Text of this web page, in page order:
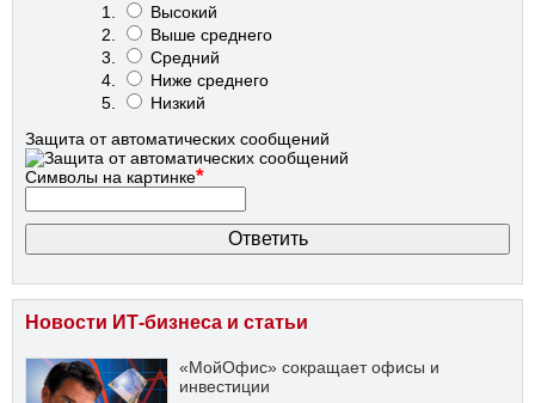
Высокий
Выше среднего
Средний
Ниже среднего
Низкий
Защита от автоматических сообщений
Символы на картинке*
Новости ИТ-бизнеса и статьи
«МойОфис» сокращает офисы и
инвестиции